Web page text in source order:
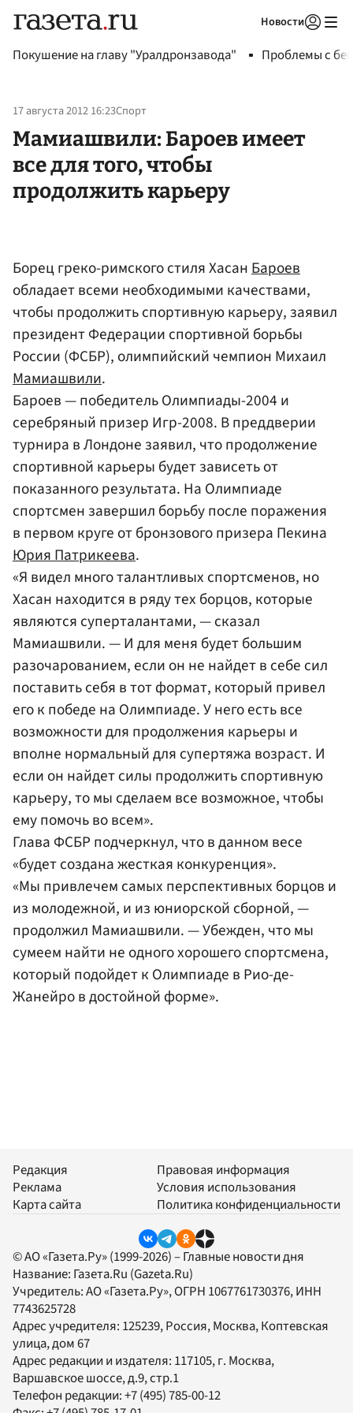
Новости
Покушение на главу "Уралдронзавода" Проблемы с
17 августа 2012 16:23Спорт
Мамиашвили: Бароев имеет
все для того, чтобы
продолжить карьеру
Борец греко-римского стиля ХасанБароев
обладает всеми необходимыми качествами,
чтобы продолжить спортивную карьеру, заявил
президент Федерации спортивной борьбы
России (ФСБР), олимпийский чемпион Михаил
Мамиашвили.
Бароев — победитель Олимпиады-2004 и
серебряный призер Игр-2008. В преддверии
турнира в Лондоне заявил, что продолжение
спортивной карьеры будет зависеть от
показанного результата. На Олимпиаде
спортсмен завершил борьбу после поражения
в первом круге от бронзового призера Пекина
Юрия Патрикеева.
«Я видел много талантливых спортсменов, но
Хасан находится в ряду тех борцов, которые
являются суперталантами, — сказал
Мамиашвили. — И для меня будет большим
разочарованием, если он не найдет в себе сил
поставить себя в тот формат, который привел
его к победе на Олимпиаде. У него есть все
возможности для продолжения карьеры и
вполне нормальный для супертяжа возраст. И
если он найдет силы продолжить спортивную
карьеру, то мы сделаем все возможное, чтобы
ему помочь во всем».
Глава ФСБР подчеркнул, что в данном весе
«будет создана жесткая конкуренция».
«Мы привлечем самых перспективных борцов и
из молодежной, и из юниорской сборной, —
продолжил Мамиашвили. — Убежден, что мы
сумеем найти не одного хорошего спортсмена,
который подойдет к Олимпиаде в Рио-де-
Жанейро в достойной форме».
Редакция
Реклама
Карта сайта
Правовая информация
Условия использования
Политика конфиденциальности
© АО «Газета.Ру» (1999-2026) – Главные новости дня
Название: Газета.Ru (Gazeta.Ru)
Учредитель:АО «Газета.Ру», ОГРН 1067761730376, ИНН
7743625728
Адрес учредителя: 125239, Россия, Москва, Коптевская
улица, дом 67
Адрес редакции и издателя: 117105, г. Москва,
Варшавское шоссе, д.9, стр.1
Телефон редакции:+7 (495) 785-00-12